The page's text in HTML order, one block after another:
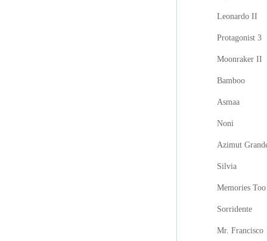
Leonardo II
Protagonist 3
Moonraker II
Bamboo
Asmaa
Noni
Azimut
Silvia
Memories Too
Sorridente
Mr. Francisco